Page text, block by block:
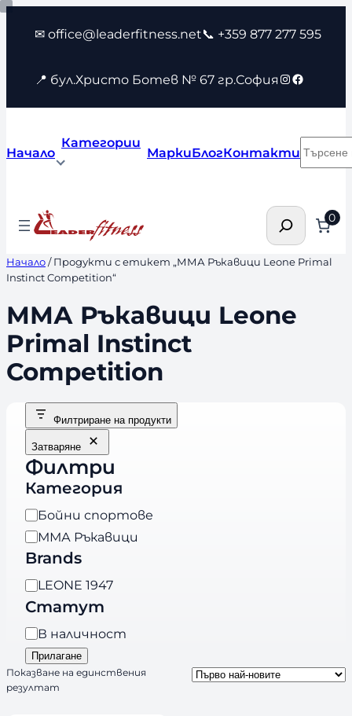
Към
съдържанието
✉ office@leaderfitness.net📞 +359 877 277 595
📍 бул.Христо Ботев № 67 гр.София Instagram
Facebook
Начало
Категории
МаркиБлогКонтакти
Търсене 0
Начало/ Продукти с етикет „ММА Ръкавици Leone Primal
Instinct Competition“
ММА Ръкавици Leone
Primal Instinct
Competition
Филтриране на продукти
Затваряне
Филтри
Категория
К
а
т
г
о
р
и
я
Бойни спортове
ММА Ръкавици
Brands
B
r
a
n
d
s
LEONE 1947
Статут
Н
а
л
и
В наличност
Прилагане
Показване на единствения
резултат